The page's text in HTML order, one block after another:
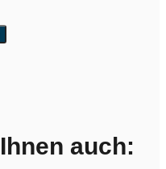
auch: